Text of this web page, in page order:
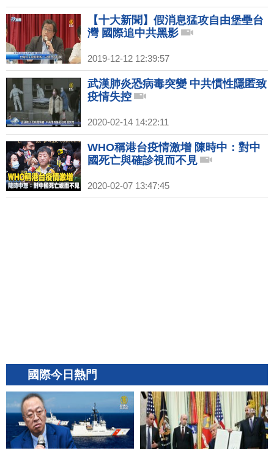
【十大新聞】假消息猛攻自由堡壘台
灣 國際追中共黑影
2019-12-12 12:39:57
武漢肺炎恐病毒突變 中共慣性隱匿致
疫情失控
2020-02-14 14:22:11
WHO稱港台疫情激增 陳時中：對中
國死亡與確診視而不見
2020-02-07 13:47:45
國際今日熱門